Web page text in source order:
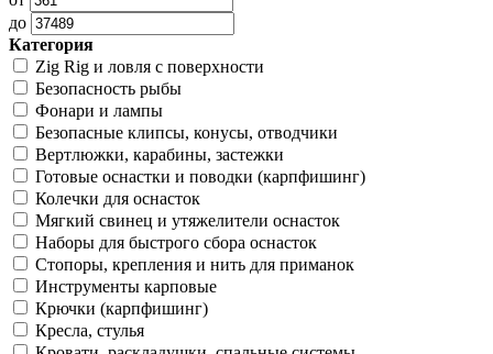
до
Категория
Zig Rig и ловля с поверхности
Безoпасность рыбы
Фонари и лампы
Безопасные клипсы, конусы, отводчики
Вертлюжки, карабины, застежки
Готовые оснастки и поводки (карпфишинг)
Колечки для оснасток
Мягкий свинец и утяжелители оснасток
Наборы для быстрого сбора оснасток
Стопоры, крепления и нить для приманок
Инструменты карповые
Крючки (карпфишинг)
Кресла, стулья